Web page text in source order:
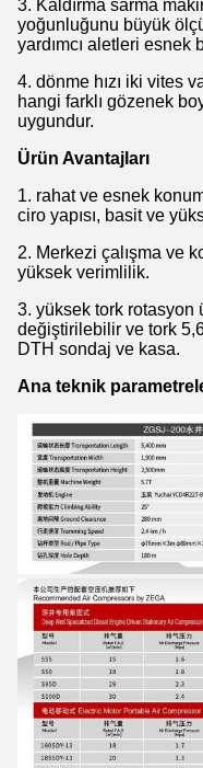
3. Kaldırma sarma
yoğunluğunu büyük
yardımcı aletleri esnek
4. dönme hızı iki vites
hangi farklı gözenek
uygundur.
Ürün Avantajları
1. rahat ve esnek
ciro yapısı, basit ve
2. Merkezi çalışma ve
yüksek verimlilik.
3. yüksek tork rotasyon
değiştirilebilir ve tork
DTH sondaj ve kasa.
Ana teknik